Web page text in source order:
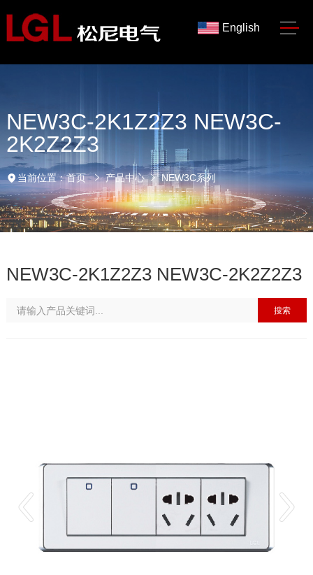
English
NEW3C-2K1Z2Z3 NEW3C-
2K2Z2Z3
当前位置：首页 产品中心 NEW3C系列
NEW3C-2K1Z2Z3 NEW3C-2K2Z2Z3
搜索